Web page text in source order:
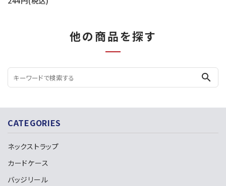
他の商品を探す
search
CATEGORIES
ネックストラップ
カードケース
バッジリール